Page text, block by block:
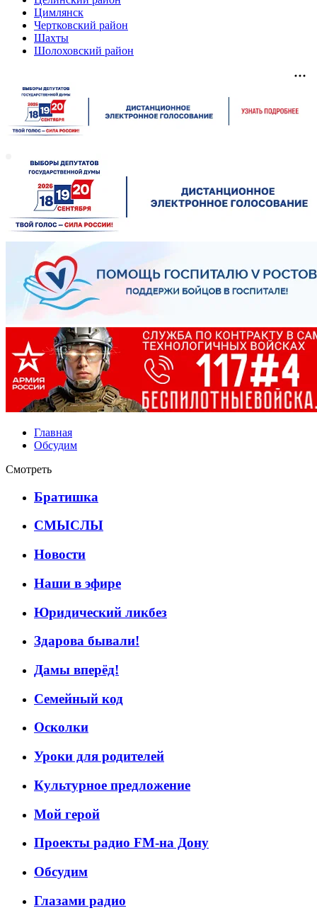
Цимлянск
Чертковский район
Шахты
Шолоховский район
Главная
Обсудим
Смотреть
Братишка
СМЫСЛЫ
Новости
Наши в эфире
Юридический ликбез
Здарова бывали!
Дамы вперёд!
Семейный код
Осколки
Уроки для родителей
Культурное предложение
Мой герой
Проекты радио FM-на Дону
Обсудим
Глазами радио